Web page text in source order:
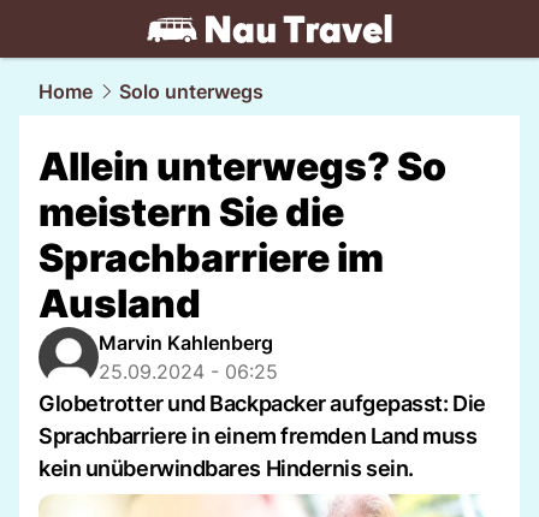
travel.NAU.ch
Home Solo unterwegs
Allein unterwegs? So
meistern Sie die
Sprachbarriere im
Ausland
Marvin Kahlenberg
25.09.2024 - 06:25
Globetrotter und Backpacker aufgepasst: Die
Sprachbarriere in einem fremden Land muss
kein unüberwindbares Hindernis sein.